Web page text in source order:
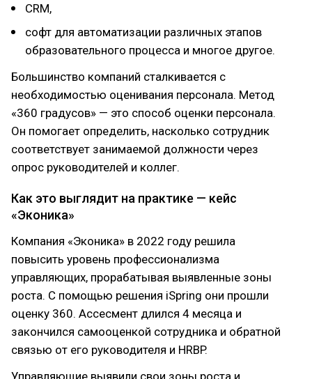
CRM,
софт для автоматизации различных этапов
образовательного процесса и многое другое.
Большинство компаний сталкивается с
необходимостью оценивания персонала. Метод
«360 градусов» — это способ оценки персонала.
Он помогает определить, насколько сотрудник
соответствует занимаемой должности через
опрос руководителей и коллег.
Как это выглядит на практике — кейс
«Эконика»
Компания «Эконика» в 2022 году решила
повысить уровень профессионализма
управляющих, прорабатывая выявленные зоны
роста. С помощью решения iSpring они прошли
оценку 360. Ассесмент длился 4 месяца и
закончился самооценкой сотрудника и обратной
связью от его руководителя и HRBP.
Управляющие выявили свои зоны роста и